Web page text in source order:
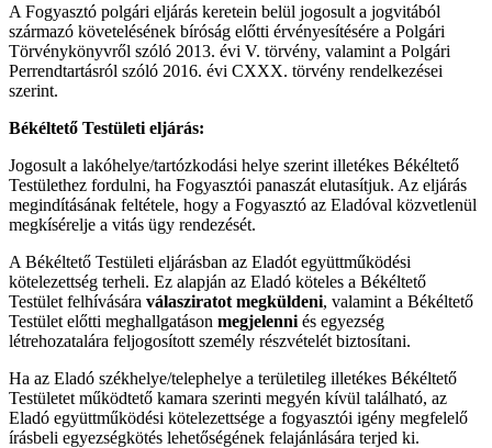
A Fogyasztó polgári eljárás keretein belül jogosult a jogvitából
származó követelésének bíróság előtti érvényesítésére a Polgári
Törvénykönyvről szóló 2013. évi V. törvény, valamint a Polgári
Perrendtartásról szóló 2016. évi CXXX. törvény rendelkezései
szerint.
Békéltető Testületi eljárás:
Jogosult a lakóhelye/tartózkodási helye szerint illetékes Békéltető
Testülethez fordulni, ha Fogyasztói panaszát elutasítjuk. Az eljárás
megindításának feltétele, hogy a Fogyasztó az Eladóval közvetlenül
megkísérelje a vitás ügy rendezését.
A Békéltető Testületi eljárásban az Eladót együttműködési
kötelezettség terheli. Ez alapján az Eladó köteles a Békéltető
Testület felhívására válasziratot megküldeni, valamint a Békéltető
Testület előtti meghallgatáson megjelenni és egyezség
létrehozatalára feljogosított személy részvételét biztosítani.
Ha az Eladó székhelye/telephelye a területileg illetékes Békéltető
Testületet működtető kamara szerinti megyén kívül található, az
Eladó együttműködési kötelezettsége a fogyasztói igény megfelelő
írásbeli egyezségkötés lehetőségének felajánlására terjed ki.